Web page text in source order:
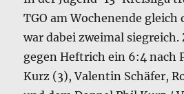
TGO am Wochenende gleich
war dabei zweimal siegreich.
gegen Heftrich ein 6:4 nach
Kurz (3), Valentin Schäfer,